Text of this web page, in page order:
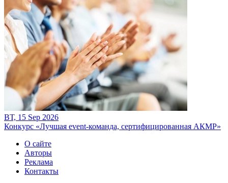
ВТ, 15 Sep 2026
Конкурс «Лучшая event-команда, сертифицированная АКМР»
О сайте
Авторы
Реклама
Контакты